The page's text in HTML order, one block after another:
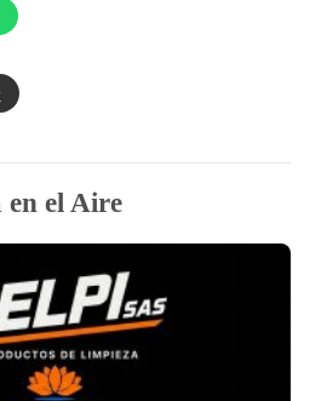
en el Aire